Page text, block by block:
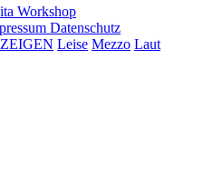
Workshop
Datenschutz
Leise Mezzo Laut